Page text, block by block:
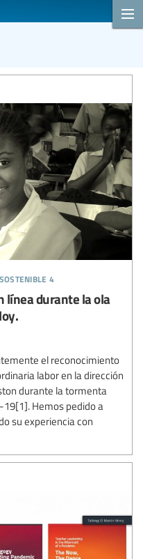
4
línea durante la ola
el reconocimiento
labor en la dirección
durante la tormenta
19[1]. Hemos pedido a
su experiencia con